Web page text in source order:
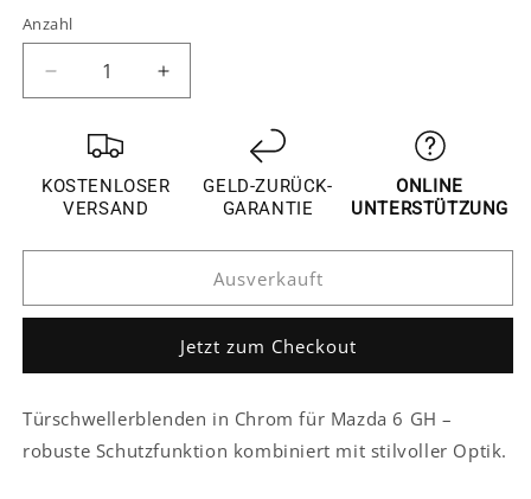
Anzahl
Verringere
die
Menge
Mazda
Chrom
Leisten
Auflage
Erhöhe
die
Mazda
Chrom
Einstiegs
Leisten
Schweller
Auflage
KOSTENLOSER
VERSAND
GELD-ZURÜCK-
GARANTIE
ONLINE
UNTERSTÜTZUNG
Ausverkauft
Jetzt zum Checkout
Türschwellerblenden in Chrom für Mazda 6 GH –
robuste Schutzfunktion kombiniert mit stilvoller Optik.